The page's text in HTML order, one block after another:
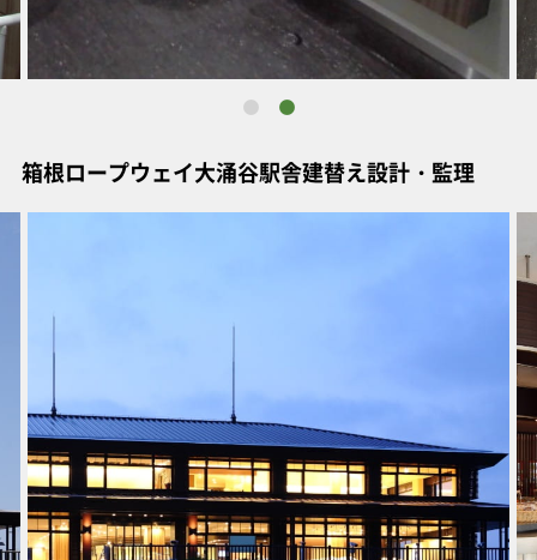
箱根ロープウェイ大涌谷駅舎建替え設計・監理